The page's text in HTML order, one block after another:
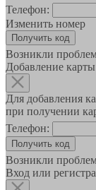
Телефон:
Изменить номер
Возникли
Добавление карты
Для добавления
при получении
Телефон:
Возникли
Вход или